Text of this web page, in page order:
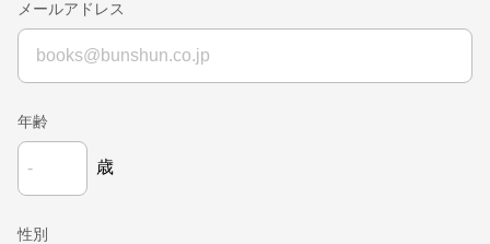
メールアドレス
年齢
歳
性別